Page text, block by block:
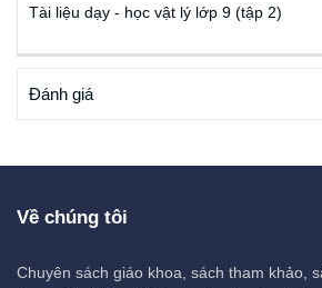
Tài liệu dạy - học vật lý lớp 9 (tập 2)
Đánh giá
Về chúng tôi
Chuyên sách giáo khoa, sách tham khảo,